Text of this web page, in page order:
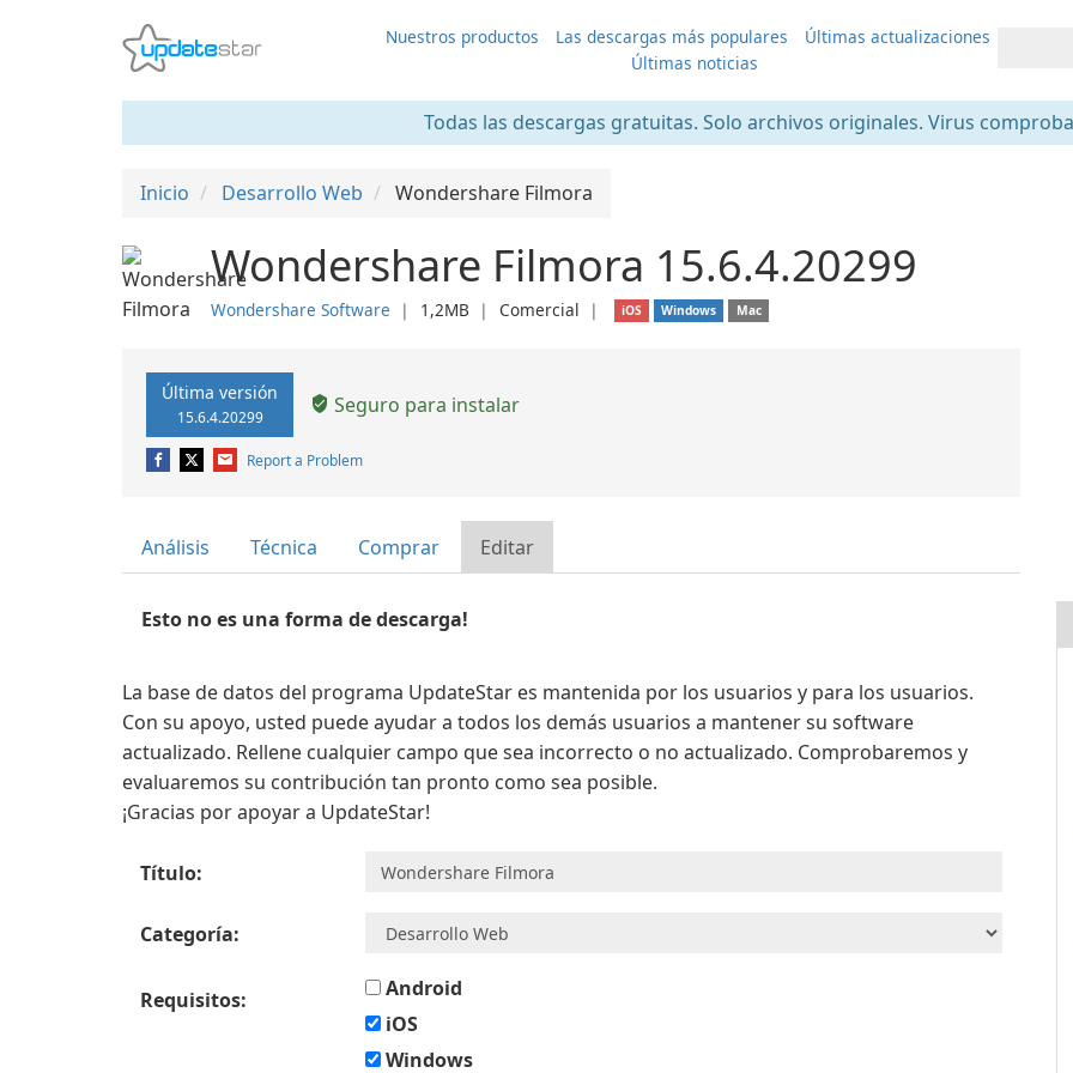
Nuestros productos Las descargas más populares
Últimas actualizaciones
Últimas noticias
Todas las descargas gratuitas. Solo archivos originales. Virus
Inicio Desarrollo Web Wondershare Filmora
Wondershare Filmora 15.6.4.20299
Wondershare Software ❘ 1,2MB ❘ Comercial ❘ iOS Windows Mac
Última versión
15.6.4.20299 Seguro para instalar
Report a Problem
Análisis Técnica Comprar Editar
Esto no es una forma de descarga!
La base de datos del programa UpdateStar es mantenida por los usuarios y para los usuarios.
Con su apoyo, usted puede ayudar a todos los demás usuarios a mantener su software
actualizado. Rellene cualquier campo que sea incorrecto o no actualizado. Comprobaremos y
evaluaremos su contribución tan pronto como sea posible.
¡Gracias por apoyar a UpdateStar!
Título:
Categoría:
Requisitos:
Android
iOS
Windows